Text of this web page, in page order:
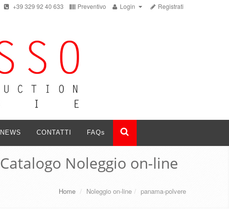
+39 329 92 40 633 Preventivo Login Registrati
NEWS CONTATTI FAQs
Catalogo Noleggio on-line
Home / Noleggio on-line / panama-polvere